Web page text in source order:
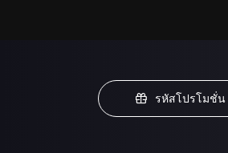
รหัสโปรโมชั่น